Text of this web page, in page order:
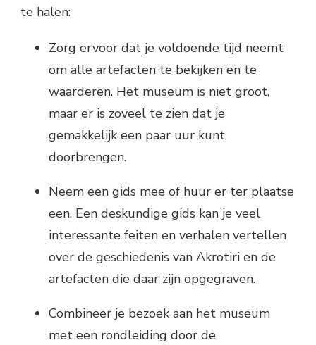
te halen:
Zorg ervoor dat je voldoende tijd neemt
om alle artefacten te bekijken en te
waarderen. Het museum is niet groot,
maar er is zoveel te zien dat je
gemakkelijk een paar uur kunt
doorbrengen.
Neem een gids mee of huur er ter plaatse
een. Een deskundige gids kan je veel
interessante feiten en verhalen vertellen
over de geschiedenis van Akrotiri en de
artefacten die daar zijn opgegraven.
Combineer je bezoek aan het museum
met een rondleiding door de